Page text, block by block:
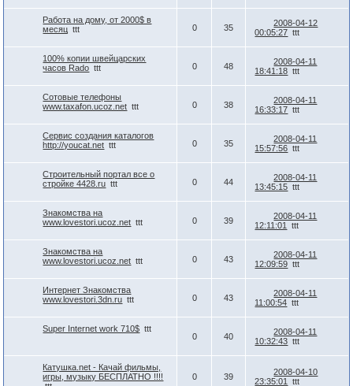
Работа на дому, от 2000$ в
месяц ttt 0 35
2008-04-12
00:05:27 ttt
100% копии швейцарских
часов Rado ttt 0 48
2008-04-11
18:41:18 ttt
Сотовые телефоны
www.taxafon.ucoz.net ttt 0 38
2008-04-11
16:33:17 ttt
Сервис создания каталогов
http://youcat.net ttt 0 35
2008-04-11
15:57:56 ttt
Строительный портал все о
стройке 4428.ru ttt 0 44
2008-04-11
13:45:15 ttt
Знакомства на
www.lovestori.ucoz.net ttt 0 39
2008-04-11
12:11:01 ttt
Знакомства на
www.lovestori.ucoz.net ttt 0 43
2008-04-11
12:09:59 ttt
Интернет Знакомства
www.lovestori.3dn.ru ttt 0 43
2008-04-11
11:00:54 ttt
Super Internet work 710$ ttt
0
40
2008-04-11
10:32:43 ttt
Катушка.net - Качай фильмы,
игры, музыку БЕСПЛАТНО !!!!
0 39
2008-04-10
23:35:01 ttt